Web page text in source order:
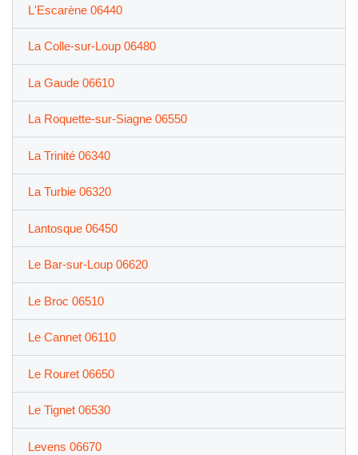
L'Escarène 06440
La Colle-sur-Loup 06480
La Gaude 06610
La Roquette-sur-Siagne 06550
La Trinité 06340
La Turbie 06320
Lantosque 06450
Le Bar-sur-Loup 06620
Le Broc 06510
Le Cannet 06110
Le Rouret 06650
Le Tignet 06530
Levens 06670